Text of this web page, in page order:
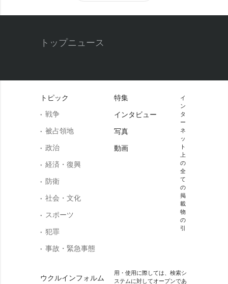
トップニュース
トピック
戦争
被占領地
政治
経済・復興
防衛
社会・文化
スポーツ
犯罪
事故・緊急事態
ウクルインフォルム
特集
インタビュー
写真
動画
イ
ン
タ
ー
ネ
ッ
ト
上
の
全
て
の
掲
載
物
の
引
用・使用に際しては、検索シ
ステムに対してオープンであ